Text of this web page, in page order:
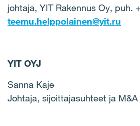
johtaja, YIT Rakennus Oy, puh.
teemu.helppolainen@yit.ru
YIT OYJ
Sanna Kaje
Johtaja, sijoittajasuhteet ja M&A